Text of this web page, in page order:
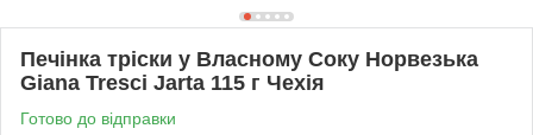
Печінка тріски у Власному Соку Норвезька
Giana Tresci Jarta 115 г Чехія
Готово до відправки